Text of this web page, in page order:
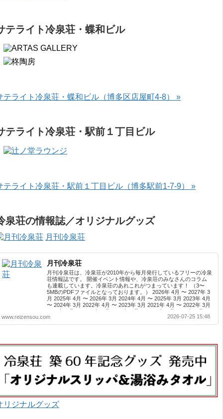
テライト冷泉荘・蝶和ビル
テライト冷泉荘・蝶和ビル（博多区店屋町4-8） »
テライト冷泉荘・駅前１丁目ビル
テライト冷泉荘・駅前１丁目ビル（博多駅前1-7-9） »
泉荘の情報誌／オリジナルグッズ
月刊冷泉荘
月刊冷泉荘
月刊冷泉荘は、冷泉荘が2010年から毎月発行しているフリーの冷泉
荘情報誌です。 開催イベント情報や、冷泉荘のみなさんのコラム
も連載しています。冷泉荘のあれこれがつまっています！ （3〜
5MBのPDFファイルとなっております。） 2026年 4月 〜 2027年 3
月 2025年 4月 〜 2026年 3月 2024年 4月 〜 2025年 3月 2023年 4月
〜 2024年 3月 2022年 4月 〜 2023年 3月 2021年 4月 〜 2022年 3月
2020年 4月 〜 2021年 3月 2019年 4月 〜 2020年 3月 2018年 4月 〜
2019年 3月 2017年 4月 〜 2018年 3月 2016年 4月 〜 2017年 3月
2015年 4月 〜 2016年 3月 2014年 4月 〜 2015年 3月 2013...
www.reizensou.com 2026-07-25 15:48
リジナルグッズ